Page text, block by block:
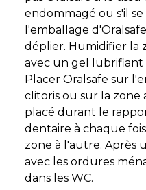
endommagé ou s'il
l'emballage
déplier. Humidifier la
avec un gel lubrifiant
Placer Oralsafe sur
clitoris ou sur la zone
placé durant le
dentaire à chaque
zone à l'autre. Après
avec les ordures
dans les WC.